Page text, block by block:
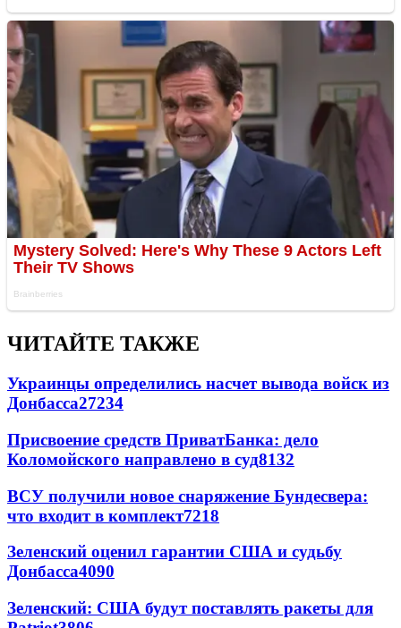
ЧИТАЙТЕ ТАКЖЕ
Украинцы определились насчет вывода войск из
Донбасса27234
Присвоение средств ПриватБанка: дело
Коломойского направлено в суд8132
ВСУ получили новое снаряжение Бундесвера:
что входит в комплект7218
Зеленский оценил гарантии США и судьбу
Донбасса4090
Зеленский: США будут поставлять ракеты для